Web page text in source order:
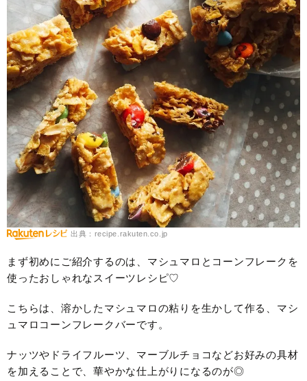
出典：recipe.rakuten.co.jp
まず初めにご紹介するのは、マシュマロとコーンフレークを
使ったおしゃれなスイーツレシピ♡
こちらは、溶かしたマシュマロの粘りを生かして作る、マシ
ュマロコーンフレークバーです。
ナッツやドライフルーツ、マーブルチョコなどお好みの具材
を加えることで、華やかな仕上がりになるのが◎